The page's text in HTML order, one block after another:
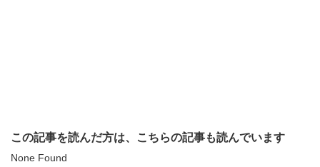
この記事を読んだ方は、こちらの記事も読んでいます
None Found